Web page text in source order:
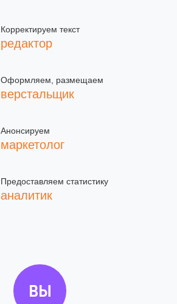
Корректируем текст
редактор
Оформляем, размещаем
верстальщик
Анонсируем
маркетолог
Предоставляем статистику
аналитик
ВЫ